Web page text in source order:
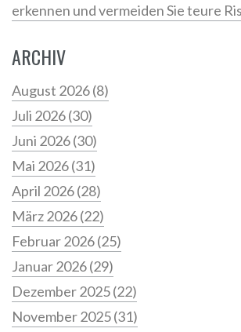
erkennen und vermeiden Sie teure
ARCHIV
August 2026(8)
Juli 2026(30)
Juni 2026(30)
Mai 2026(31)
April 2026(28)
März 2026(22)
Februar 2026(25)
Januar 2026(29)
Dezember 2025(22)
November 2025(31)